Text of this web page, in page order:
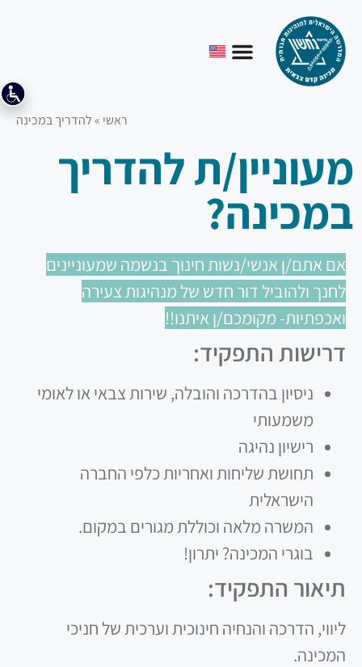
ראשי »להדריך במכינה
מעוניין/ת להדריך
במכינה?
אם אתם/ן אנשי/נשות חינוך בנשמה שמעוניינים
לחנך ולהוביל דור חדש של מנהיגות צעירה
ואכפתיות- מקומכם/ן איתנו!!
דרישות התפקיד:
ניסיון בהדרכה והובלה, שירות צבאי או לאומי
משמעותי
רישיון נהיגה
תחושת שליחות ואחריות כלפי החברה
הישראלית
המשרה מלאה וכוללת מגורים במקום.
בוגרי המכינה? יתרון!
תיאור התפקיד:
ליווי, הדרכה והנחיה חינוכית וערכית של חניכי
המכינה.